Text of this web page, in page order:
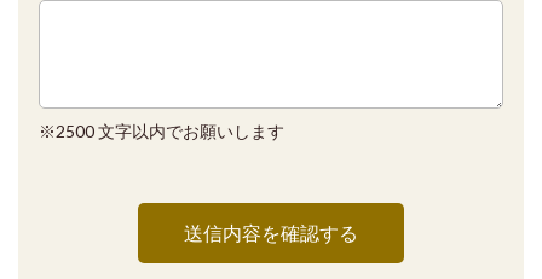
※2500 文字以内でお願いします